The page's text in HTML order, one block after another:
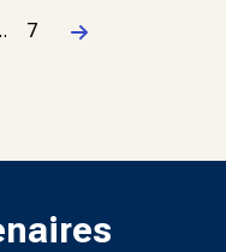
7
suivante